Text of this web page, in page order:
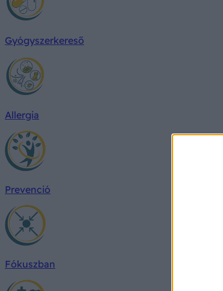
Gyógyszerkereső
Allergia
Prevenció
Fókuszban